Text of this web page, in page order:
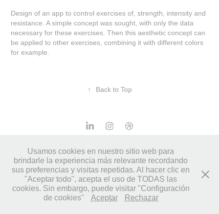
Design of an app to control exercises of, strength, intensity and
resistance. A simple concept was sought, with only the data
necessary for these exercises. Then this aesthetic concept can
be applied to other exercises, combining it with different colors
for example.
↑ Back to Top
© LUNELLI Studio • 2023
Usamos cookies en nuestro sitio web para
brindarle la experiencia más relevante recordando
sus preferencias y visitas repetidas. Al hacer clic en
"Aceptar todo", acepta el uso de TODAS las
cookies. Sin embargo, puede visitar "Configuración
de cookies"
Aceptar Rechazar